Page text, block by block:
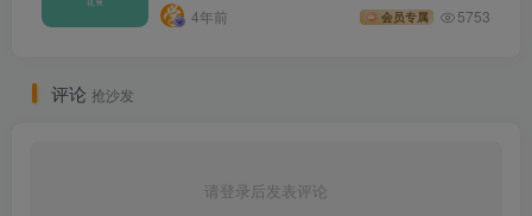
4年前 会员专属 5753
评论 抢沙发
请登录后发表评论